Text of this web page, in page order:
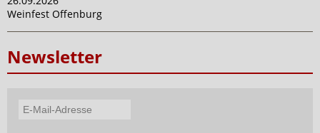
Weinfest Offenburg
Newsletter